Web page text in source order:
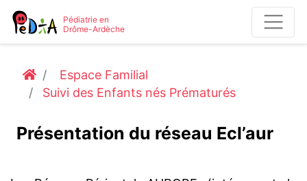
Pédiatrie en
Drôme-Ardèche
Espace Familial
Suivi des Enfants nés Prématurés
Présentation du réseau Ecl’aur